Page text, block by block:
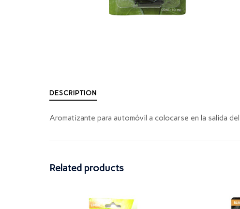
DESCRIPTION
Aromatizante para automóvil a colocarse en la salida
Related products